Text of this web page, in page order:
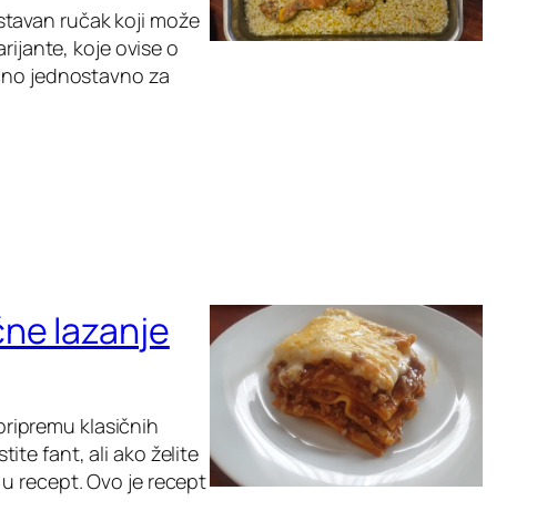
ručak koji može
koje ovise o
jednostavno za
lazanje
klasičnih
fant, ali ako želite
recept. Ovo je recept